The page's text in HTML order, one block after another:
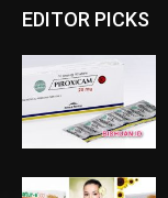
EDITOR PICKS